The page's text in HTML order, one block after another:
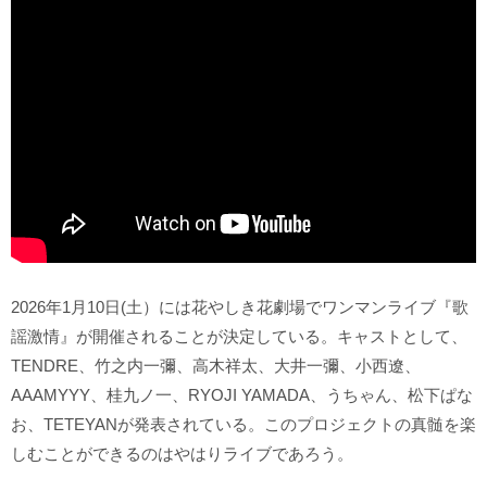
2026年1月10日(土）には花やしき花劇場でワンマンライブ『歌
謡激情』が開催されることが決定している。キャストとして、
TENDRE、竹之内一彌、高木祥太、大井一彌、小西遼、
AAAMYYY、桂九ノ一、RYOJI YAMADA、うちゃん、松下ぱな
お、TETEYANが発表されている。このプロジェクトの真髄を楽
しむことができるのはやはりライブであろう。